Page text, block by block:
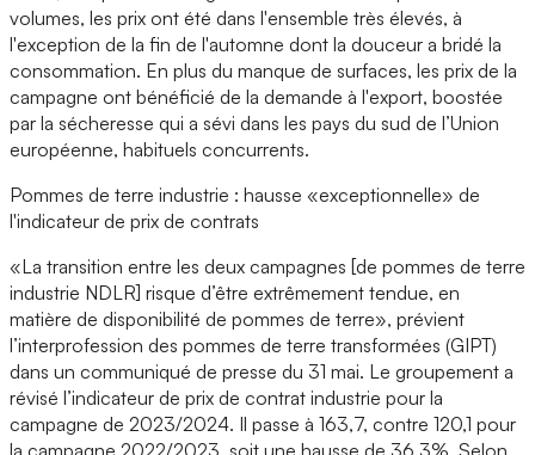
volumes, les prix ont été dans l'ensemble très élevés, à
l'exception de la fin de l'automne dont la douceur a bridé la
consommation. En plus du manque de surfaces, les prix de la
campagne ont bénéficié de la demande à l'export, boostée
par la sécheresse qui a sévi dans les pays du sud de l’Union
européenne, habituels concurrents.
Pommes de terre industrie : hausse «exceptionnelle» de
l'indicateur de prix de contrats
«La transition entre les deux campagnes [de pommes de terre
industrie NDLR] risque d’être extrêmement tendue, en
matière de disponibilité de pommes de terre», prévient
l’interprofession des pommes de terre transformées (GIPT)
dans un communiqué de presse du 31 mai. Le groupement a
révisé l’indicateur de prix de contrat industrie pour la
campagne de 2023/2024. Il passe à 163,7, contre 120,1 pour